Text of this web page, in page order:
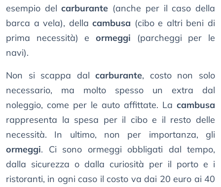
esempio delcarburante (anche per il caso della
barca a vela), dellacambusa (cibo e altri beni di
prima necessità) e ormeggi (parcheggi per le
navi).
Non si scappa dalcarburante, costo non solo
necessario, ma molto spesso un extra dal
noleggio, come per le auto affittate. La cambusa
rappresenta la spesa per il cibo e il resto delle
necessità. In ultimo, non per importanza, gli
ormeggi. Ci sono ormeggi obbligati dal tempo,
dalla sicurezza o dalla curiosità per il porto e i
ristoranti, in ogni caso il costo va dai 20 euro ai 40